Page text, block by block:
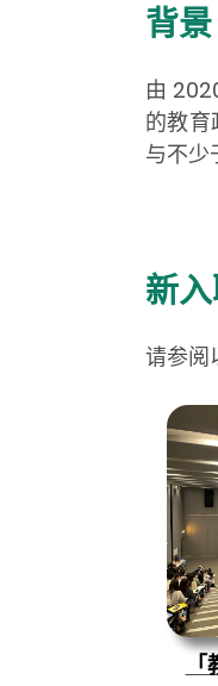
背景
由
的教
与不少
新
请参阅